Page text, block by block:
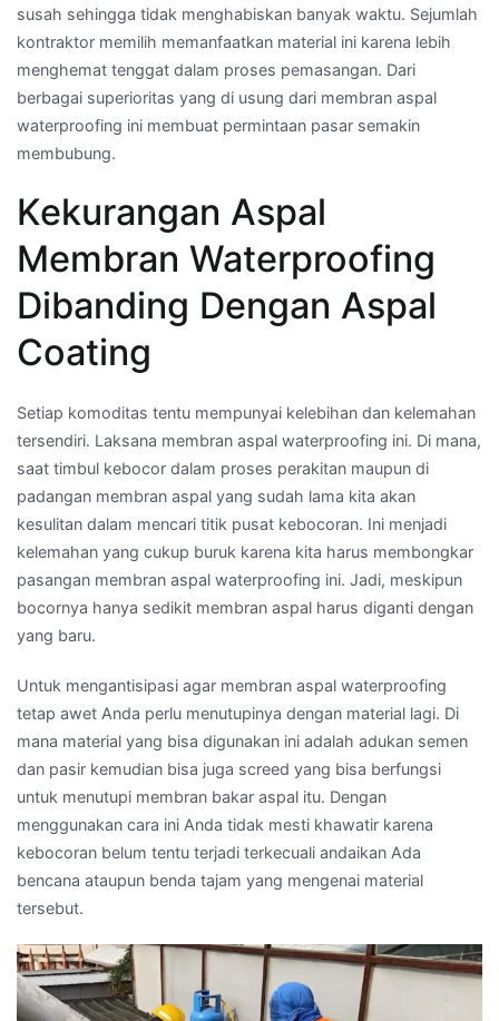
susah sehingga tidak menghabiskan banyak waktu. Sejumlah
kontraktor memilih memanfaatkan material ini karena lebih
menghemat tenggat dalam proses pemasangan. Dari
berbagai superioritas yang di usung dari membran aspal
waterproofing ini membuat permintaan pasar semakin
membubung.
Kekurangan Aspal
Membran Waterproofing
Dibanding Dengan Aspal
Coating
Setiap komoditas tentu mempunyai kelebihan dan kelemahan
tersendiri. Laksana membran aspal waterproofing ini. Di mana,
saat timbul kebocor dalam proses perakitan maupun di
padangan membran aspal yang sudah lama kita akan
kesulitan dalam mencari titik pusat kebocoran. Ini menjadi
kelemahan yang cukup buruk karena kita harus membongkar
pasangan membran aspal waterproofing ini. Jadi, meskipun
bocornya hanya sedikit membran aspal harus diganti dengan
yang baru.
Untuk mengantisipasi agar membran aspal waterproofing
tetap awet Anda perlu menutupinya dengan material lagi. Di
mana material yang bisa digunakan ini adalah adukan semen
dan pasir kemudian bisa juga screed yang bisa berfungsi
untuk menutupi membran bakar aspal itu. Dengan
menggunakan cara ini Anda tidak mesti khawatir karena
kebocoran belum tentu terjadi terkecuali andaikan Ada
bencana ataupun benda tajam yang mengenai material
tersebut.